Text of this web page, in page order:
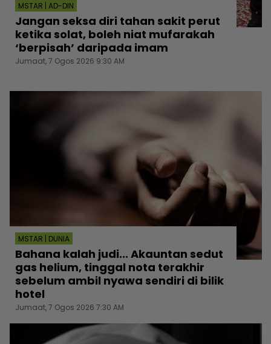
MSTAR | AD-DIN
Jangan seksa diri tahan sakit perut
ketika solat, boleh niat mufarakah
‘berpisah’ daripada imam
Jumaat, 7 Ogos 2026 9:30 AM
MSTAR | DUNIA
Bahana kalah judi... Akauntan sedut
gas helium, tinggal nota terakhir
sebelum ambil nyawa sendiri di bilik
hotel
Jumaat, 7 Ogos 2026 7:30 AM